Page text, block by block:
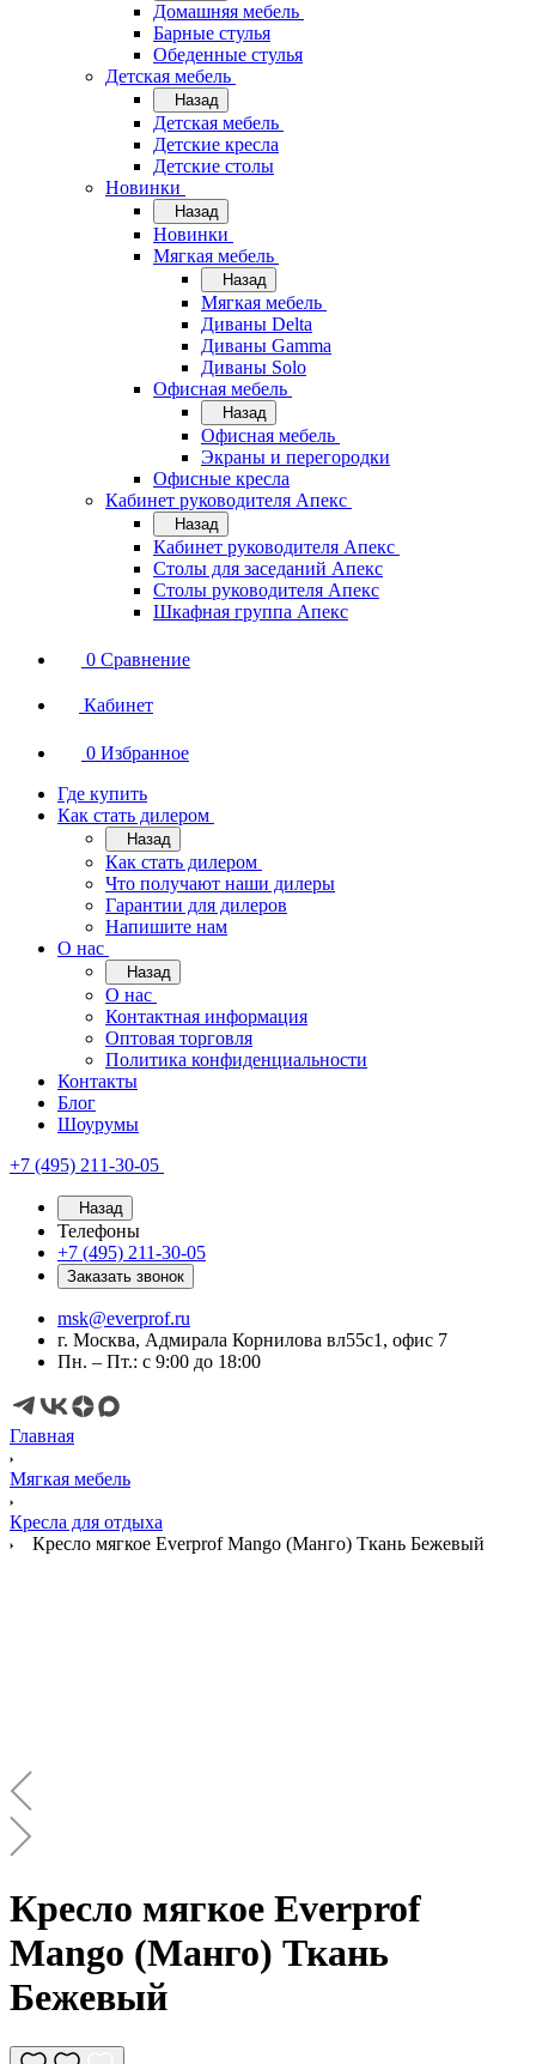
Домашняя мебель
Барные стулья
Обеденные стулья
Детская мебель
Назад
Детская мебель
Детские кресла
Детские столы
Новинки
Назад
Новинки
Мягкая мебель
Назад
Мягкая мебель
Диваны Delta
Диваны Gamma
Диваны Solo
Офисная мебель
Назад
Офисная мебель
Экраны и перегородки
Офисные кресла
Кабинет руководителя Апекс
Назад
Кабинет руководителя Апекс
Столы для заседаний Апекс
Столы руководителя Апекс
Шкафная группа Апекс
0 Сравнение
Кабинет
0 Избранное
Где купить
Как стать дилером
Назад
Как стать дилером
Что получают наши дилеры
Гарантии для дилеров
Напишите нам
О нас
Назад
О нас
Контактная информация
Оптовая торговля
Политика конфиденциальности
Контакты
Блог
Шоурумы
+7 (495) 211-30-05
Назад
Телефоны
+7 (495) 211-30-05
Заказать звонок
msk@everprof.ru
г. Москва, Адмирала Корнилова вл55с1, офис 7
Пн. – Пт.: с 9:00 до 18:00
Главная
Мягкая мебель
Кресла для отдыха
Кресло мягкое Everprof Mango (Манго) Ткань Бежевый
Кресло мягкое Everprof
Mango (Манго) Ткань
Бежевый